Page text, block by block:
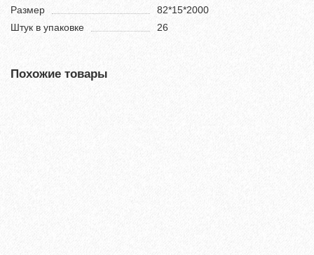
Размер
82*15*2000
Штук в упаковке
26
Похожие товары